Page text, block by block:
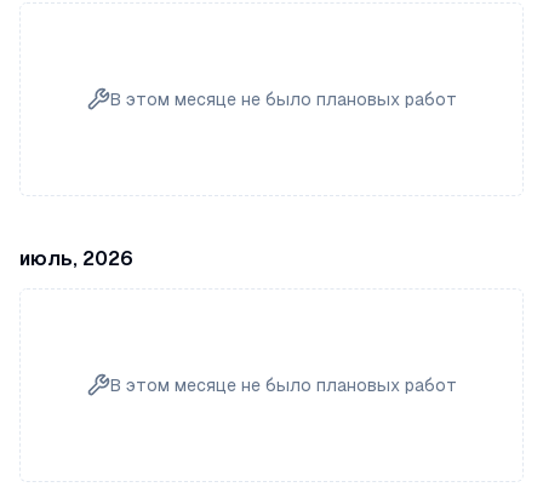
В этом месяце не было плановых работ
июль, 2026
В этом месяце не было плановых работ